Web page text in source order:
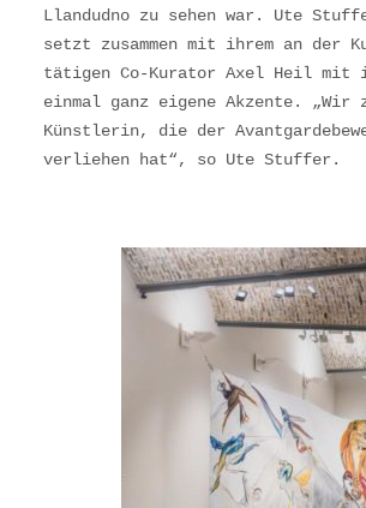
Llandudno zu sehen war. Ute
setzt zusammen mit ihrem an der
tätigen Co-Kurator Axel Heil mit
einmal ganz eigene Akzente.
Künstlerin, die der
verliehen hat“, so Ute Stuffer.